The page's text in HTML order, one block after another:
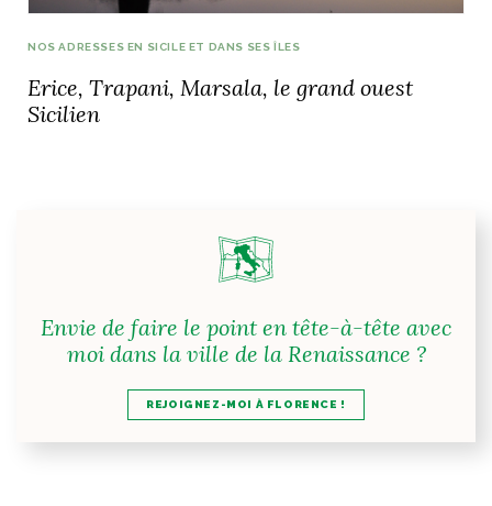
NOS ADRESSES EN SICILE ET DANS SES ÎLES
Erice, Trapani, Marsala, le grand ouest
Sicilien
Envie de faire le point en tête-à-tête avec
moi dans la ville de la Renaissance ?
REJOIGNEZ-MOI À FLORENCE !